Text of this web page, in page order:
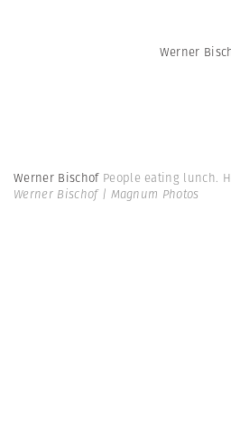
Werner
Werner Bischof People eating lunch.
Werner Bischof | Magnum Photos